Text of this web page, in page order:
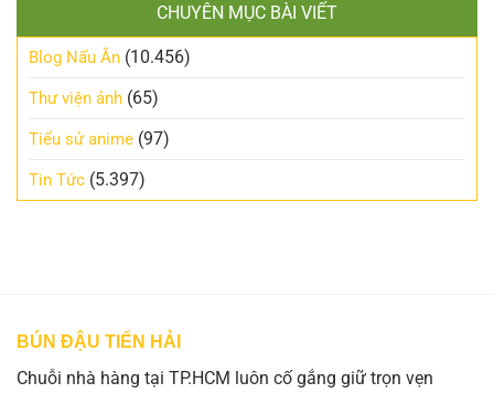
CHUYÊN MỤC BÀI VIẾT
Blog Nấu Ăn (10.456)
Thư viện ảnh (65)
Tiểu sử anime (97)
Tin Tức (5.397)
BÚN ĐẬU TIẾN HẢI
Chuỗi nhà hàng tại TP.HCM luôn cố gắng giữ trọn vẹn